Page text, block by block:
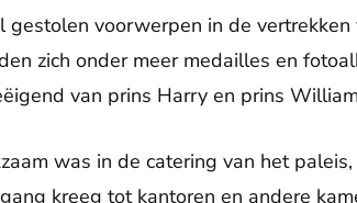
voorwerpen in de
zich onder meer medailles en
van prins Harry en prins
was in de catering van het
kreeg tot kantoren en andere